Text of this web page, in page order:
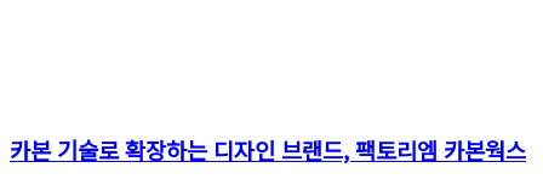
카본 기술로 확장하는 디자인 브랜드, 팩토리엠 카본웍스